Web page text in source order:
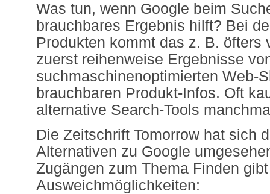
Was tun, wenn Google beim
brauchbares Ergebnis hilft? Bei
Produkten kommt das z. B. öfters
zuerst reihenweise Ergebnisse
suchmaschinenoptimierten Web-
brauchbaren Produkt-Infos. Oft
alternative Search-Tools
Die Zeitschrift Tomorrow hat sich
Alternativen zu Google
Zugängen zum Thema Finden
Ausweichmöglichkeiten: